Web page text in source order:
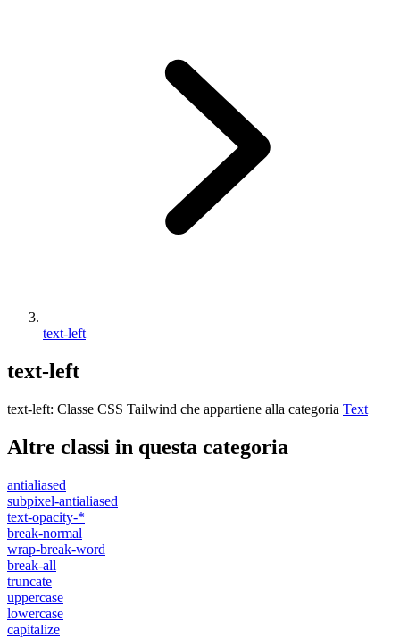
text-left
text-left
text-left: Classe CSS Tailwind che appartiene alla categoria Text
Altre classi in questa categoria
antialiased
subpixel-antialiased
text-opacity-*
break-normal
wrap-break-word
break-all
truncate
uppercase
lowercase
capitalize